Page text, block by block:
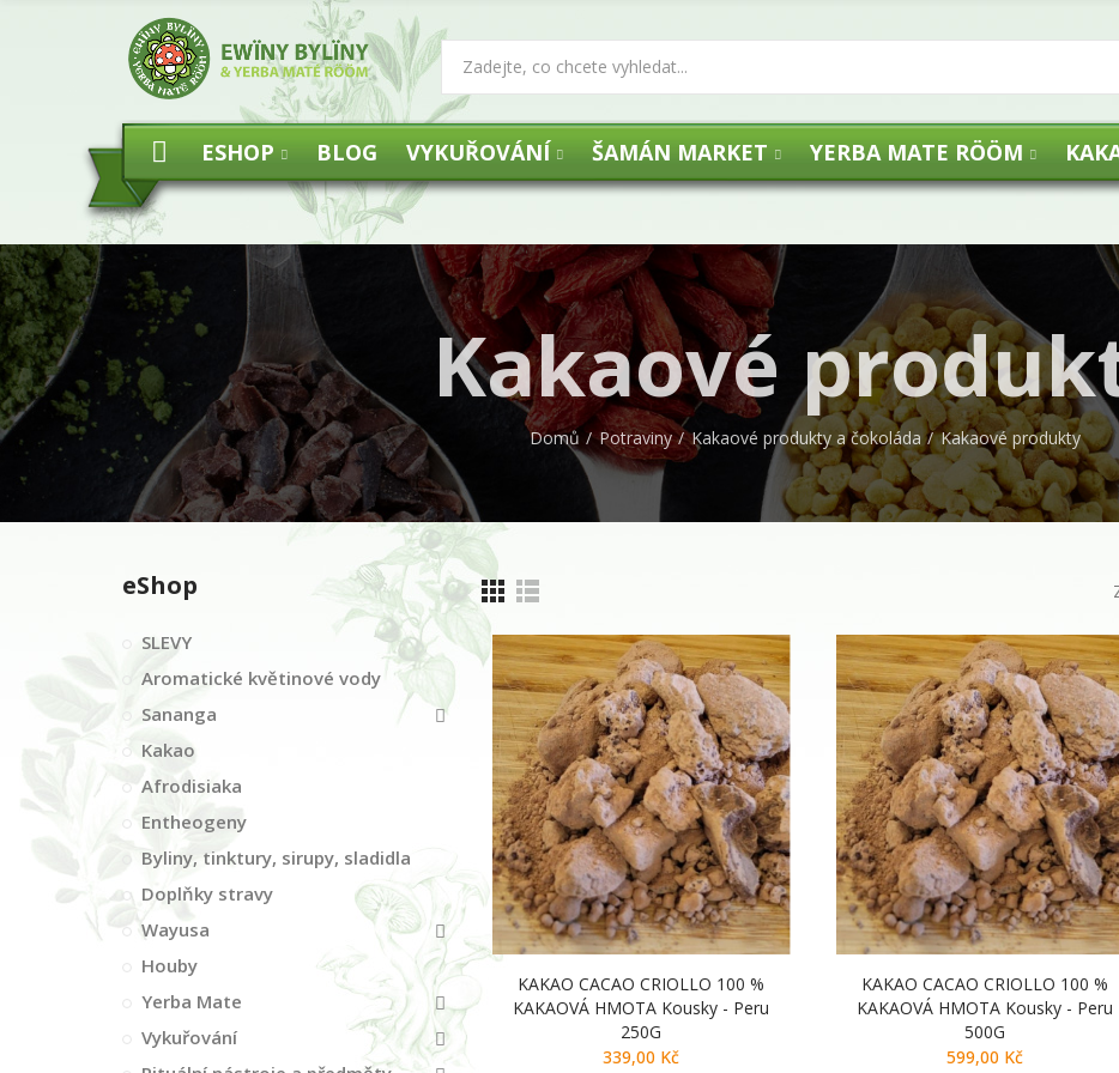
ESHOP BLOG VYKUŘOVÁNÍ ŠAMÁN MARKET YERBA MATE RÖÖM
Kakaové
Domů Potraviny Kakaové produkty a čokoláda Kakaové produkty
KAKAO CACAO CRIOLLO 100 %
KAKAOVÁ HMOTA Kousky - Peru
250G
339,00 Kč
KAKAO CACAO CRIOLLO 100 %
KAKAOVÁ HMOTA Kousky - Peru
500G
599,00 Kč
eShop
SLEVY
Aromatické květinové vody
Sananga
Kakao
Afrodisiaka
Entheogeny
Byliny, tinktury, sirupy, sladidla
Doplňky stravy
Wayusa
Houby
Yerba Mate
Vykuřování